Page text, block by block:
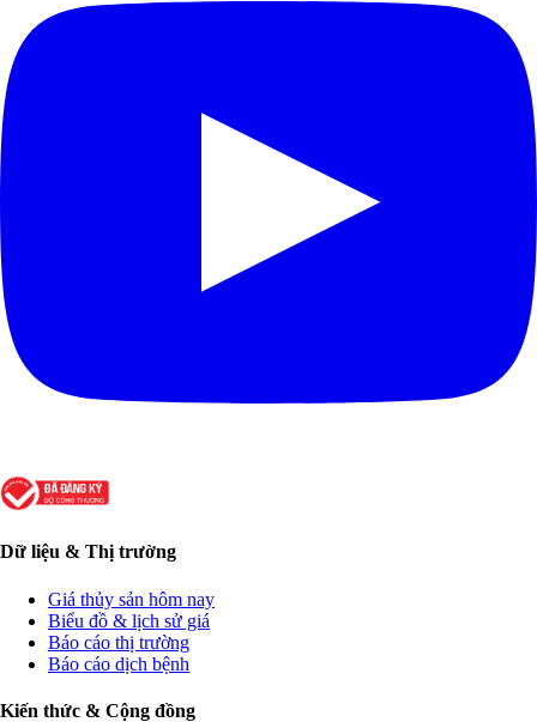
Dữ liệu & Thị trường
Giá thủy sản hôm nay
Biểu đồ & lịch sử giá
Báo cáo thị trường
Báo cáo dịch bệnh
Kiến thức & Cộng đồng